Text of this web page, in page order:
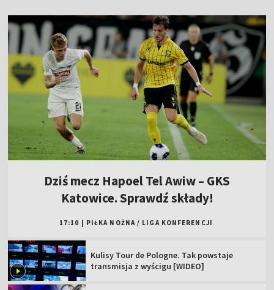
Dziś mecz Hapoel Tel Awiw – GKS
Katowice. Sprawdź składy!
17:10 PIŁKA NOŻNA / LIGA KONFERENCJI
Kulisy Tour de Pologne. Tak powstaje
transmisja z wyścigu [WIDEO]